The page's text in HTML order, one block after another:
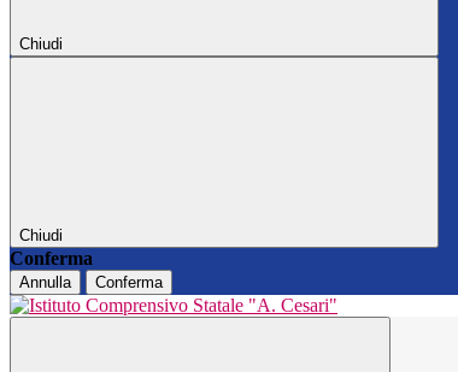
Chiudi
Chiudi
Conferma
Annulla Conferma